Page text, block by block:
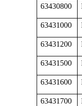
63430800
63431000
63431200
63431500
63431600
63431700